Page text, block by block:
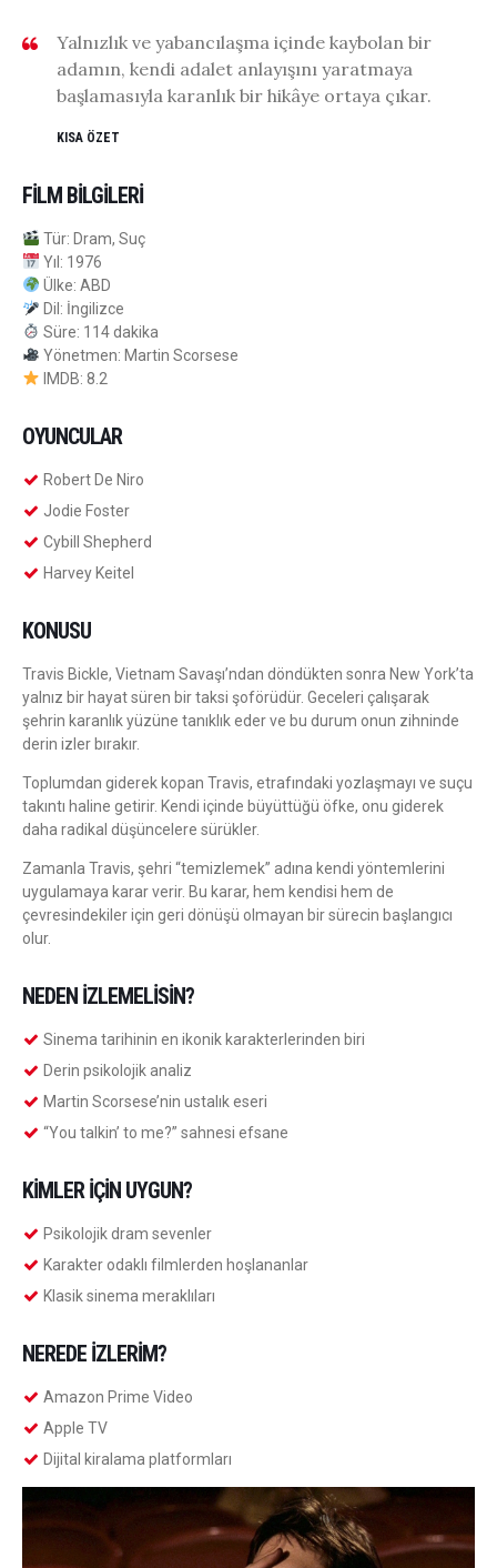
Yalnızlık ve yabancılaşma içinde kaybolan bir
adamın, kendi adalet anlayışını yaratmaya
başlamasıyla karanlık bir hikâye ortaya çıkar.
KISA ÖZET
FILM BILGILERI
Tür: Dram, Suç
Yıl: 1976
Ülke: ABD
Dil: İngilizce
Süre: 114 dakika
Yönetmen: Martin Scorsese
IMDB: 8.2
OYUNCULAR
Robert De Niro
Jodie Foster
Cybill Shepherd
Harvey Keitel
KONUSU
Travis Bickle, Vietnam Savaşı’ndan döndükten sonra New York’ta
yalnız bir hayat süren bir taksi şoförüdür. Geceleri çalışarak
şehrin karanlık yüzüne tanıklık eder ve bu durum onun zihninde
derin izler bırakır.
Toplumdan giderek kopan Travis, etrafındaki yozlaşmayı ve suçu
takıntı haline getirir. Kendi içinde büyüttüğü öfke, onu giderek
daha radikal düşüncelere sürükler.
Zamanla Travis, şehri “temizlemek” adına kendi yöntemlerini
uygulamaya karar verir. Bu karar, hem kendisi hem de
çevresindekiler için geri dönüşü olmayan bir sürecin başlangıcı
olur.
NEDEN İZLEMELISIN?
Sinema tarihinin en ikonik karakterlerinden biri
Derin psikolojik analiz
Martin Scorsese’nin ustalık eseri
“You talkin’ to me?” sahnesi efsane
KIMLER İÇIN UYGUN?
Psikolojik dram sevenler
Karakter odaklı filmlerden hoşlananlar
Klasik sinema meraklıları
NEREDE İZLERIM?
Amazon Prime Video
Apple TV
Dijital kiralama platformları